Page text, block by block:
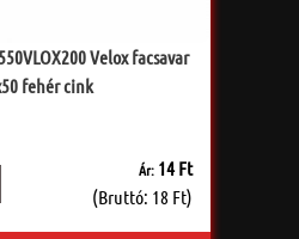
Velox facsavar
fehér cink
Ár: 14 Ft
(Bruttó: 18 Ft)